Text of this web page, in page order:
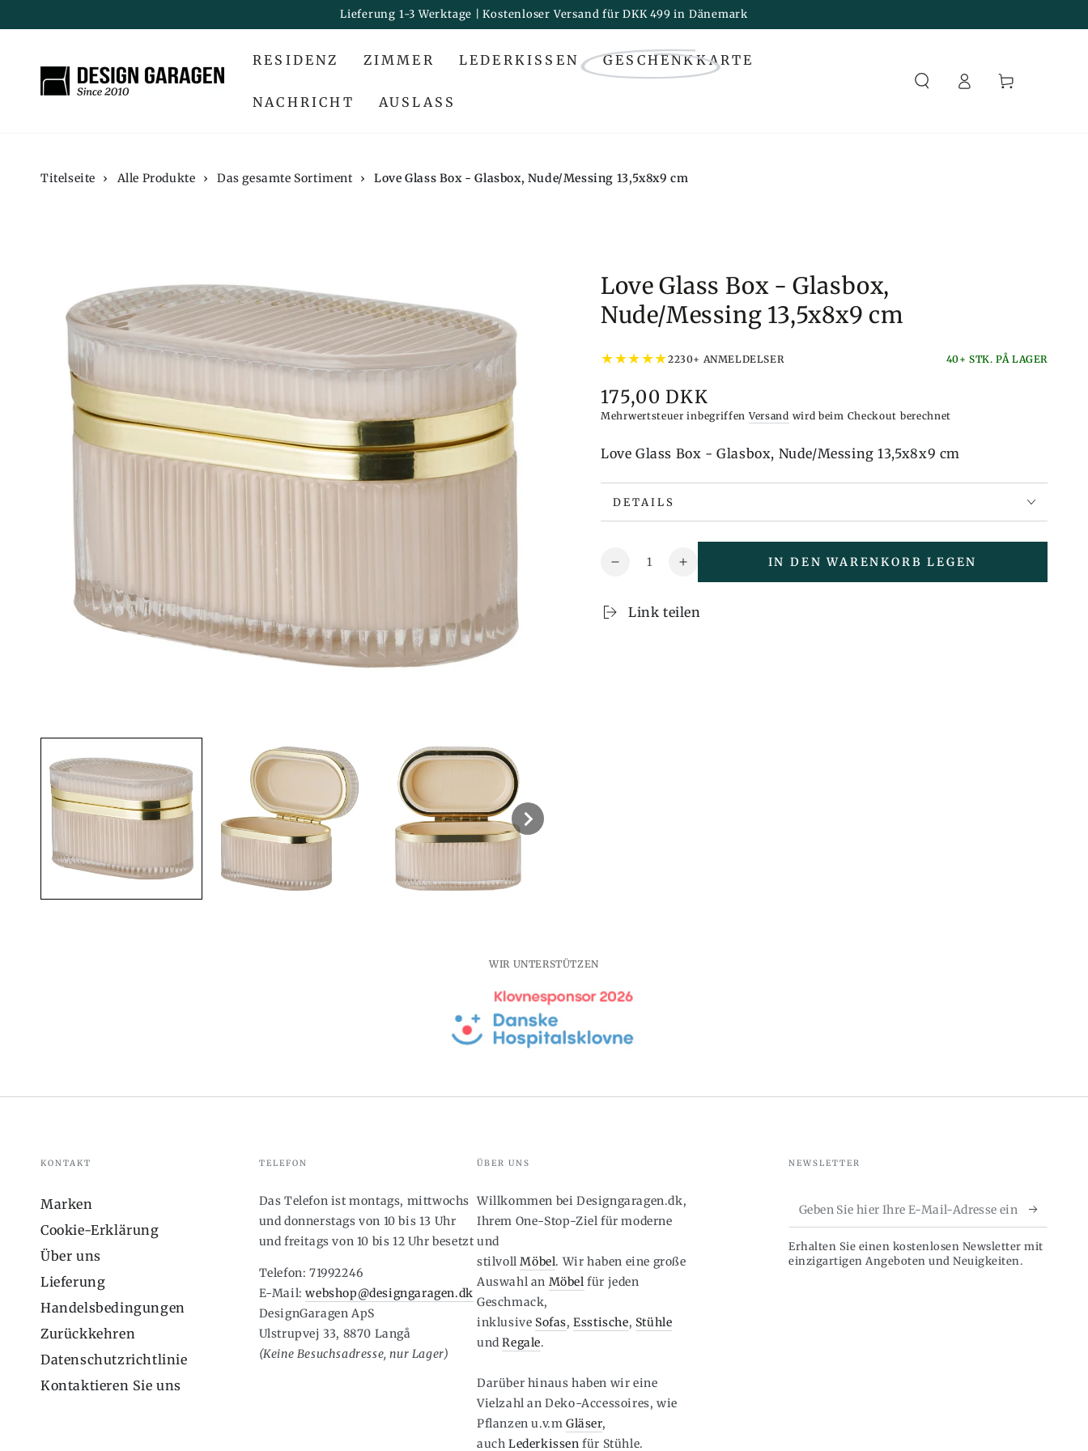
Lieferung 1-3 Werktage | Kostenloser Versand für DKK 499 in Dänemark
RESIDENZ ZIMMER LEDERKISSEN GESCHENKKARTE
NACHRICHT AUSLASS
Sie
Korb
Titelseite › Alle Produkte › Das gesamte Sortiment › Love Glass Box - Glasbox, Nude/Messing 13,5x8x9 cm
Love Glass Box - Glasbox,
Nude/Messing 13,5x8x9 cm
★★★★★2230+ ANMELDELSER 40+ STK. PÅ LAGER
Preis
175,00 DKK
Mehrwertsteuer inbegriffenVersand wird beim Checkout berechnet
Love Glass Box - Glasbox, Nude/Messing 13,5x8x9 cm
DETAILS
Menge
Reduzieren
auch
die
Erhöhen
Sie
auch
die
IN DEN WARENKORB LEGEN
Link teilen
WIR UNTERSTÜTZEN
KONTAKT
Marken
Cookie-Erklärung
Über uns
Lieferung
Handelsbedingungen
Zurückkehren
Datenschutzrichtlinie
Kontaktieren Sie uns
TELEFON
Das Telefon ist montags, mittwochs
und donnerstags von 10 bis 13 Uhr
und freitags von 10 bis 12 Uhr besetzt
Telefon: 71992246
E-Mail:webshop@designgaragen.dk
DesignGaragen ApS
Ulstrupvej 33, 8870 Langå
(Keine Besuchsadresse, nur Lager)
ÜBER UNS
Willkommen bei Designgaragen.dk,
Ihrem One-Stop-Ziel für moderne
und
stilvollMöbel. Wir haben eine große
Auswahl an Möbel für jeden
Geschmack,
inklusive Sofas,Esstische, Stühle
undRegale.
Darüber hinaus haben wir eine
Vielzahl an Deko-Accessoires, wie
Pflanzen u.v.mGläser,
auchLederkissen für Stühle.
NEWSLETTER
Geben
Sie
hier
Erhalten Sie einen kostenlosen Newsletter mit
einzigartigen Angeboten und Neuigkeiten.